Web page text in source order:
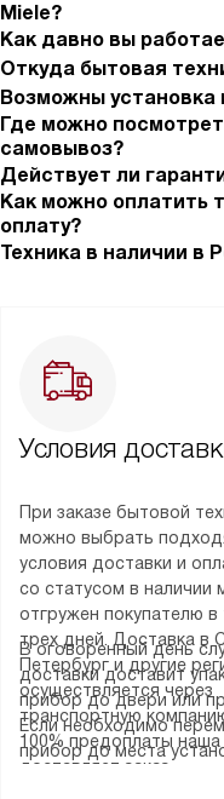
Miele?
Как давно вы
Откуда бытовая
Возможны установка
Где можно
самовывоз?
Действует ли
Как можно оплатить
оплату?
Техника в наличии в
Условия
При заказе бытовой
можно выбрать
условия доставки и
со статусом в наличии
отгружен покупателю в
трех дней. Доставка в
Петербург и другие
осуществляется через
транспортную
100% предоплаты наша
доставляет заказ
В оговоренный день
доставки доставит
прибор до двери или
Если необходимо
прибор до места